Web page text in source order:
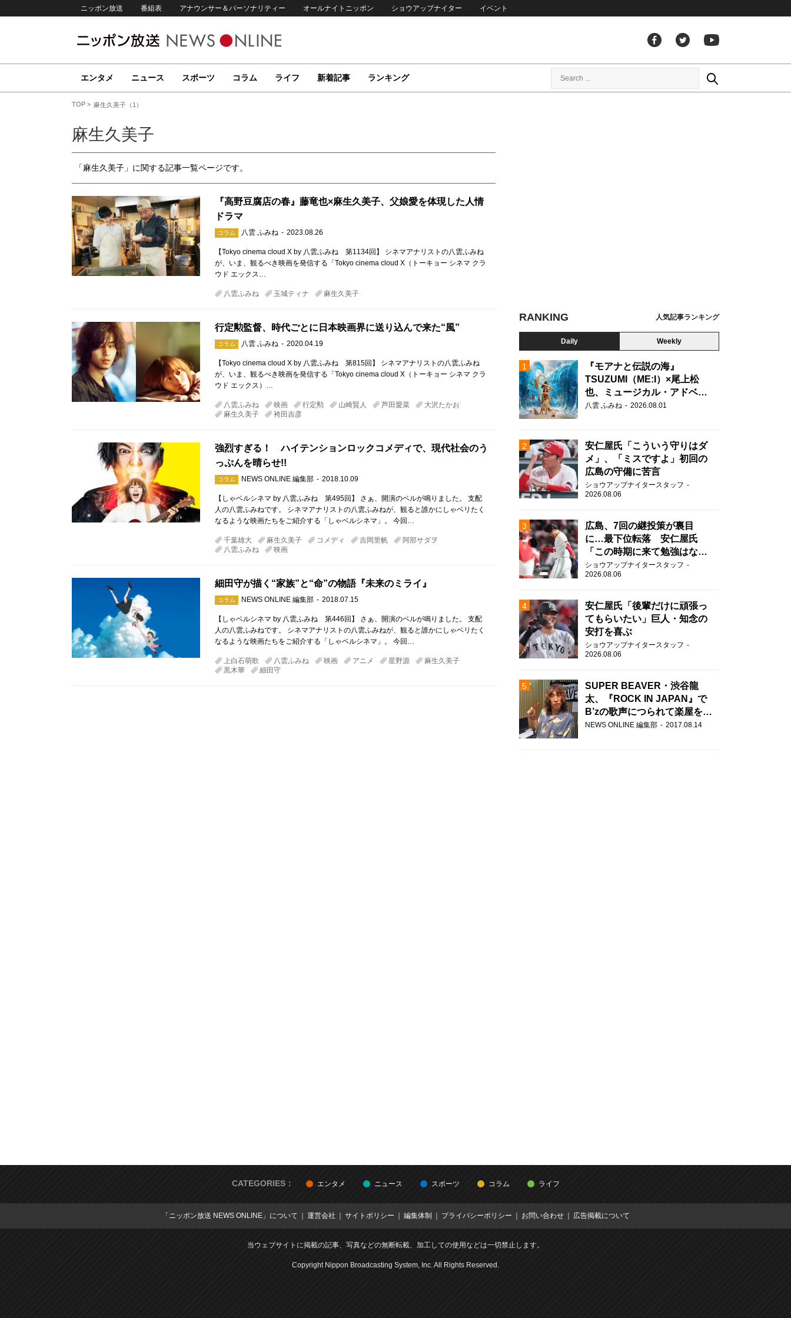
ニッポン放送 番組表 アナウンサー＆パーソナリティー オールナイトニッポン ショウアップナイター イベント
エンタメ ニュース スポーツ コラム ライフ 新着記事 ランキング
TOP 麻生久美子（1）
麻生久美子
「麻生久美子」に関する記事一覧ページです。
『高野豆腐店の春』藤竜也×麻生久美子、父娘愛を体現した人情
ドラマ
コラム 八雲 ふみね 2023.08.26
【Tokyo cinema cloud X by 八雲ふみね 第1134回】 シネマアナリストの八雲ふみね
が、いま、観るべき映画を発信する「Tokyo cinema cloud X（トーキョー シネマ クラ
ウド エックス…
八雲ふみね 玉城ティナ 麻生久美子
行定勲監督、時代ごとに日本映画界に送り込んで来た“風”
コラム 八雲 ふみね 2020.04.19
【Tokyo cinema cloud X by 八雲ふみね 第815回】 シネマアナリストの八雲ふみね
が、いま、観るべき映画を発信する「Tokyo cinema cloud X（トーキョー シネマ クラ
ウド エックス）…
八雲ふみね 映画 行定勲 山崎賢人 芦田愛菜
大沢たかお
麻生久美子
袴田吉彦
強烈すぎる！ ハイテンションロックコメディで、現代社会のう
っぷんを晴らせ!!
コラム NEWS ONLINE 編集部 2018.10.09
【しゃベルシネマ by 八雲ふみね 第495回】 さぁ、開演のベルが鳴りました。 支配
人の八雲ふみねです。 シネマアナリストの八雲ふみねが、観ると誰かにしゃベリたく
なるような映画たちをご紹介する「しゃベルシネマ」。 今回…
千葉雄大 麻生久美子 コメディ 吉岡里帆
阿部サダヲ
八雲ふみね
映画
細田守が描く“家族”と“命”の物語『未来のミライ』
コラム NEWS ONLINE 編集部 2018.07.15
【しゃベルシネマ by 八雲ふみね 第446回】 さぁ、開演のベルが鳴りました。 支配
人の八雲ふみねです。 シネマアナリストの八雲ふみねが、観ると誰かにしゃベリたく
なるような映画たちをご紹介する「しゃベルシネマ」。 今回…
上白石萌歌 八雲ふみね 映画 アニメ 星野源
麻生久美子
黒木華
細田守
RANKING 人気記事ランキング
Daily Weekly
『モアナと伝説の海』
TSUZUMI（ME:I）×尾上松
也、ミュージカル・アドベン
チャーで美声を響かせる
八雲 ふみね 2026.08.01
安仁屋氏「こういう守りはダ
メ」、「ミスですよ」初回の
広島の守備に苦言
ショウアップナイタースタッフ
2026.08.06
広島、7回の継投策が裏目
に…最下位転落 安仁屋氏
「この時期に来て勉強はな
い」
ショウアップナイタースタッフ
2026.08.06
安仁屋氏「後輩だけに頑張っ
てもらいたい」巨人・知念の
安打を喜ぶ
ショウアップナイタースタッフ
2026.08.06
SUPER BEAVER・渋谷龍
太、『ROCK IN JAPAN』で
B’zの歌声につられて楽屋を脱
走！？
NEWS ONLINE 編集部 2017.08.14
CATEGORIES： エンタメ ニュース スポーツ コラム ライフ
「ニッポン放送 NEWS ONLINE」について 運営会社 サイトポリシー 編集体制 プライバシーポリシー お問い合わせ 広告掲載について
当ウェブサイトに掲載の記事、写真などの無断転載、加工しての使用などは一切禁止します。
Copyright Nippon Broadcasting System, Inc. All Rights Reserved.